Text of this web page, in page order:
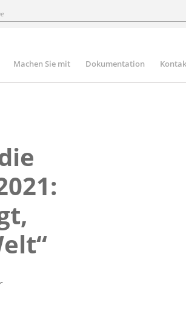
Machen Sie mit Dokumentation